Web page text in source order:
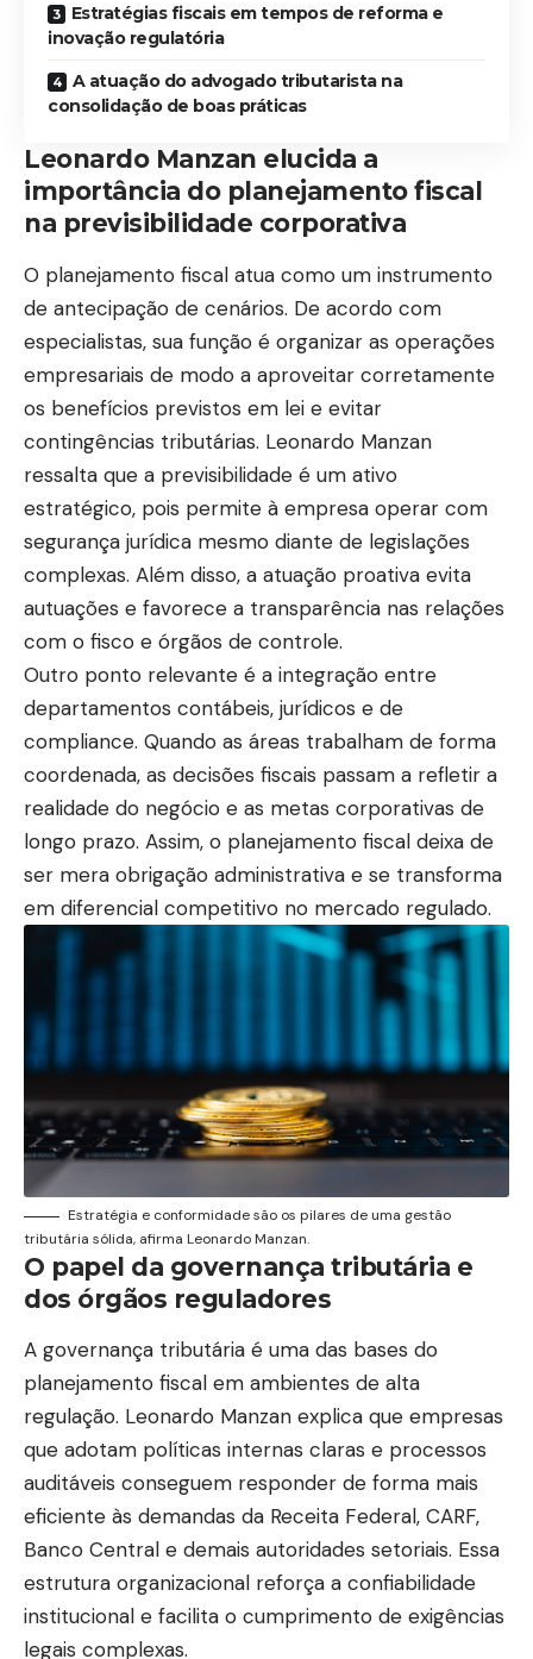
Estratégias fiscais em tempos de reforma e
inovação regulatória
A atuação do advogado tributarista na
consolidação de boas práticas
Leonardo Manzan elucida a
importância do planejamento fiscal
na previsibilidade corporativa
O planejamento fiscal atua como um instrumento
de antecipação de cenários. De acordo com
especialistas, sua função é organizar as operações
empresariais de modo a aproveitar corretamente
os benefícios previstos em lei e evitar
contingências tributárias. Leonardo Manzan
ressalta que a previsibilidade é um ativo
estratégico, pois permite à empresa operar com
segurança jurídica mesmo diante de legislações
complexas. Além disso, a atuação proativa evita
autuações e favorece a transparência nas relações
com o fisco e órgãos de controle.
Outro ponto relevante é a integração entre
departamentos contábeis, jurídicos e de
compliance. Quando as áreas trabalham de forma
coordenada, as decisões fiscais passam a refletir a
realidade do negócio e as metas corporativas de
longo prazo. Assim, o planejamento fiscal deixa de
ser mera obrigação administrativa e se transforma
em diferencial competitivo no mercado regulado.
Estratégia e conformidade são os pilares de uma gestão
tributária sólida, afirma Leonardo Manzan.
O papel da governança tributária e
dos órgãos reguladores
A governança tributária é uma das bases do
planejamento fiscal em ambientes de alta
regulação. Leonardo Manzan explica que empresas
que adotam políticas internas claras e processos
auditáveis conseguem responder de forma mais
eficiente às demandas da Receita Federal, CARF,
Banco Central e demais autoridades setoriais. Essa
estrutura organizacional reforça a confiabilidade
institucional e facilita o cumprimento de exigências
legais complexas.